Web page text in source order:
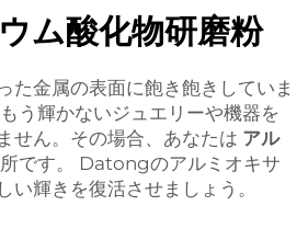
ム酸化物研磨粉
た金属の表面に飽き飽きしていま
う輝かないジュエリーや機器を
せん。その場合、あなたは アル
です。 Datongのアルミオキサ
い輝きを復活させましょう。